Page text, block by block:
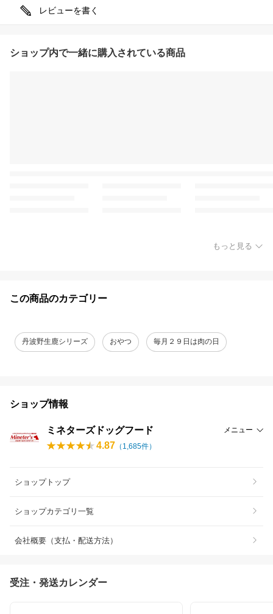
レビューを書く
ショップ内で一緒に購入されている商品
もっと見る
この商品のカテゴリー
丹波野生鹿シリーズ おやつ 毎月２９日は肉の日
ショップ情報
ミネターズドッグフード メニュー
4.87 （ 1,685件）
ショップトップ
ショップカテゴリ一覧
会社概要（支払・配送方法）
受注・発送カレンダー